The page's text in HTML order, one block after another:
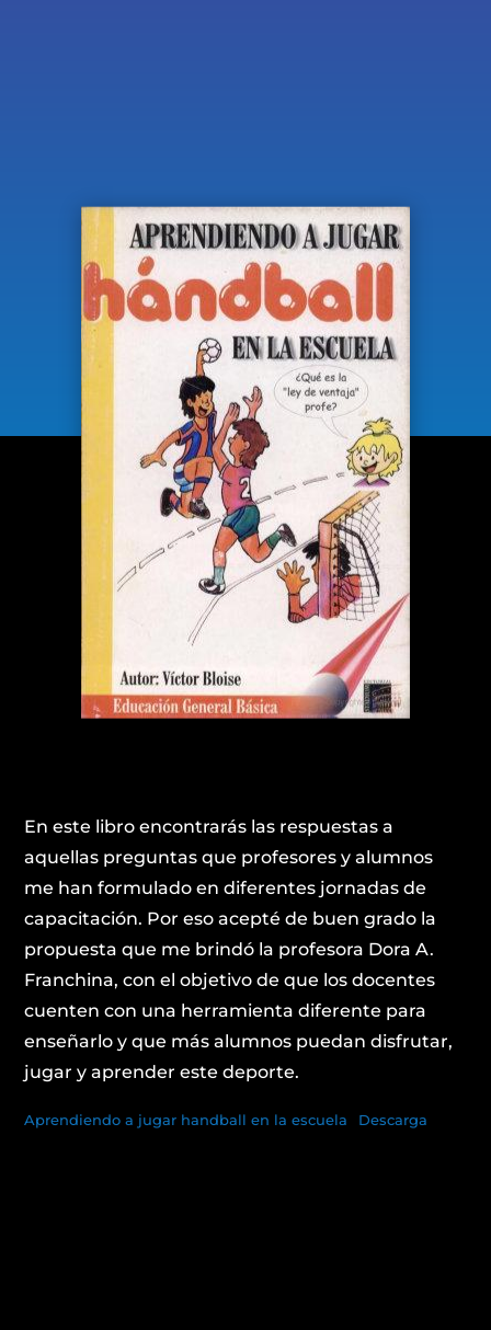
En este libro encontrarás las respuestas a
aquellas preguntas que profesores y alumnos
me han formulado en diferentes jornadas de
capacitación. Por eso acepté de buen grado la
propuesta que me brindó la profesora Dora A.
Franchina, con el objetivo de que los docentes
cuenten con una herramienta diferente para
enseñarlo y que más alumnos puedan disfrutar,
jugar y aprender este deporte.
Aprendiendo a jugar handball en la escuela Descarga